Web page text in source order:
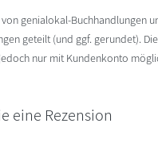
genialokal-Buchhandlungen
geteilt (und ggf. gerundet).
nur mit Kundenkonto
eine Rezension